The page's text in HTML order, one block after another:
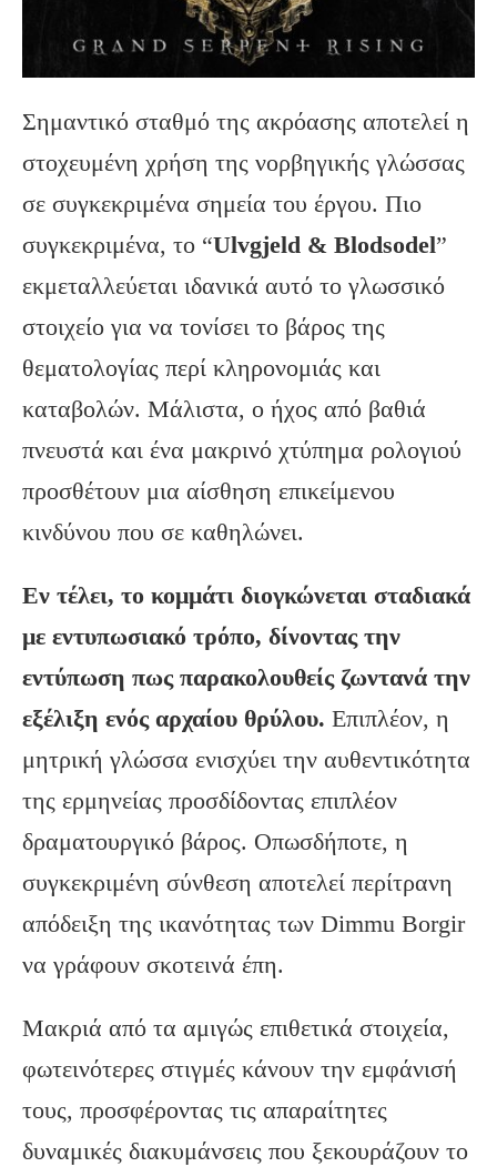
Σημαντικό σταθμό της ακρόασης αποτελεί η
στοχευμένη χρήση της νορβηγικής γλώσσας
σε συγκεκριμένα σημεία του έργου. Πιο
συγκεκριμένα, το “Ulvgjeld & Blodsodel”
εκμεταλλεύεται ιδανικά αυτό το γλωσσικό
στοιχείο για να τονίσει το βάρος της
θεματολογίας περί κληρονομιάς και
καταβολών. Μάλιστα, ο ήχος από βαθιά
πνευστά και ένα μακρινό χτύπημα ρολογιού
προσθέτουν μια αίσθηση επικείμενου
κινδύνου που σε καθηλώνει.
Εν τέλει, το κομμάτι διογκώνεται σταδιακά
με εντυπωσιακό τρόπο, δίνοντας την
εντύπωση πως παρακολουθείς ζωντανά την
εξέλιξη ενός αρχαίου θρύλου. Επιπλέον, η
μητρική γλώσσα ενισχύει την αυθεντικότητα
της ερμηνείας προσδίδοντας επιπλέον
δραματουργικό βάρος. Οπωσδήποτε, η
συγκεκριμένη σύνθεση αποτελεί περίτρανη
απόδειξη της ικανότητας των Dimmu Borgir
να γράφουν σκοτεινά έπη.
Μακριά από τα αμιγώς επιθετικά στοιχεία,
φωτεινότερες στιγμές κάνουν την εμφάνισή
τους, προσφέροντας τις απαραίτητες
δυναμικές διακυμάνσεις που ξεκουράζουν το